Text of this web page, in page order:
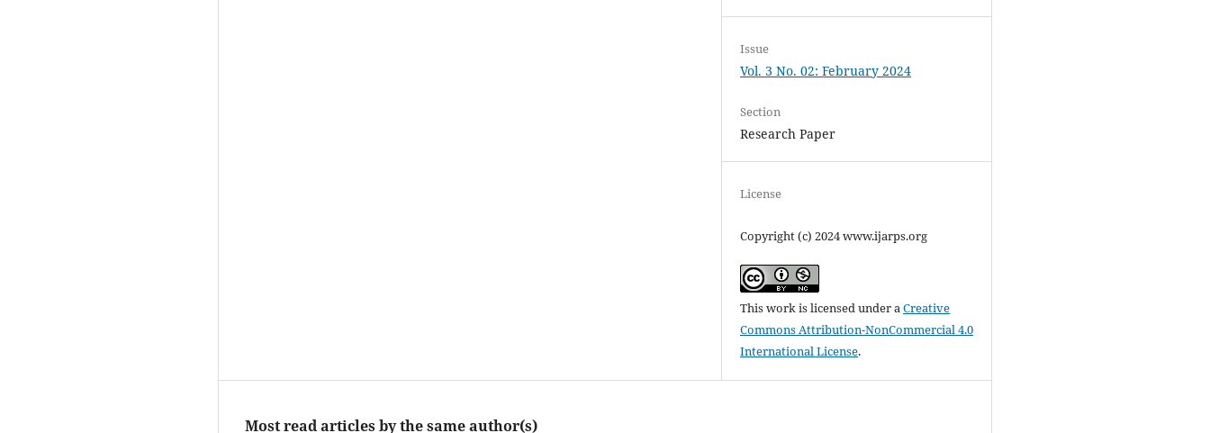
Issue
Vol. 3 No. 02: February 2024
Section
Research Paper
License
Copyright (c) 2024 www.ijarps.org
This work is licensed under aCreative
Commons Attribution-NonCommercial 4.0
International License.
Most read articles by the same author(s)